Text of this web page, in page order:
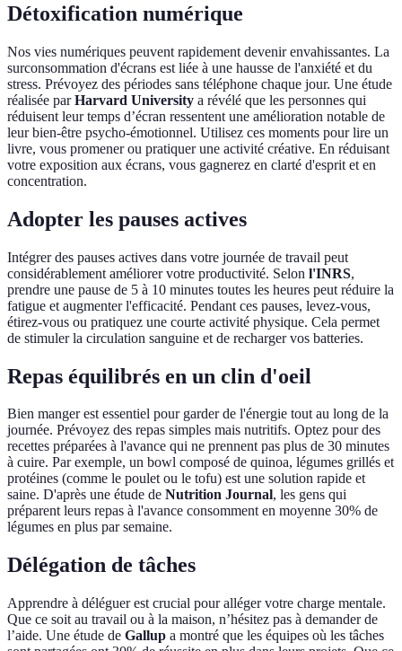
Détoxification numérique
Nos vies numériques peuvent rapidement devenir envahissantes. La
surconsommation d'écrans est liée à une hausse de l'anxiété et du
stress. Prévoyez des périodes sans téléphone chaque jour. Une étude
réalisée parHarvard University a révélé que les personnes qui
réduisent leur temps d’écran ressentent une amélioration notable de
leur bien-être psycho-émotionnel. Utilisez ces moments pour lire un
livre, vous promener ou pratiquer une activité créative. En réduisant
votre exposition aux écrans, vous gagnerez en clarté d'esprit et en
concentration.
Adopter les pauses actives
Intégrer des pauses actives dans votre journée de travail peut
considérablement améliorer votre productivité. Selon l'INRS,
prendre une pause de 5 à 10 minutes toutes les heures peut réduire la
fatigue et augmenter l'efficacité. Pendant ces pauses, levez-vous,
étirez-vous ou pratiquez une courte activité physique. Cela permet
de stimuler la circulation sanguine et de recharger vos batteries.
Repas équilibrés en un clin d'oeil
Bien manger est essentiel pour garder de l'énergie tout au long de la
journée. Prévoyez des repas simples mais nutritifs. Optez pour des
recettes préparées à l'avance qui ne prennent pas plus de 30 minutes
à cuire. Par exemple, un bowl composé de quinoa, légumes grillés et
protéines (comme le poulet ou le tofu) est une solution rapide et
saine. D'après une étude de Nutrition Journal, les gens qui
préparent leurs repas à l'avance consomment en moyenne 30% de
légumes en plus par semaine.
Délégation de tâches
Apprendre à déléguer est crucial pour alléger votre charge mentale.
Que ce soit au travail ou à la maison, n’hésitez pas à demander de
l’aide. Une étude de Gallup a montré que les équipes où les tâches